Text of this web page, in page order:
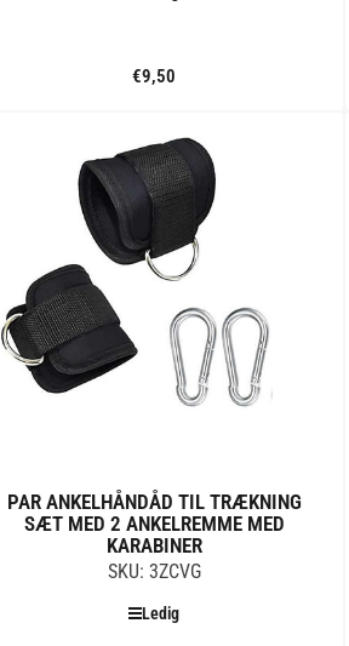
Standard
€9,50
Tilføj til kurv
PAR ANKELHÅNDÅD TIL TRÆKNING
SÆT MED 2 ANKELREMME MED
KARABINER
SKU: 3ZCVG
Ledig